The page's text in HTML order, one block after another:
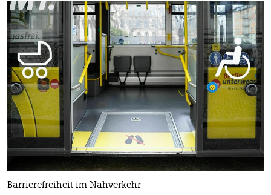
Barrierefreiheit im Nahverkehr